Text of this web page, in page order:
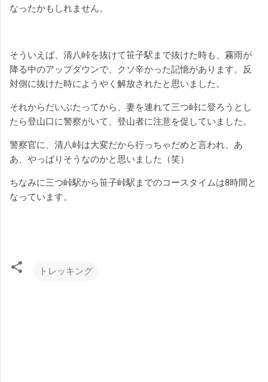
なったかもしれません。
そういえば、清八峠を抜けて笹子駅まで抜けた時も、霧雨が
降る中のアップダウンで、クソ辛かった記憶があります。反
対側に抜けた時にようやく解放されたと思いました。
それからだいぶたってから、妻を連れて三つ峠に登ろうとし
たら登山口に警察がいて、登山者に注意を促していました。
警察官に、清八峠は大変だから行っちゃだめと言われ、あ
あ、やっぱりそうなのかと思いました（笑）
ちなみに三つ峠駅から笹子峠駅までのコースタイムは8時間と
なっています。
トレッキング